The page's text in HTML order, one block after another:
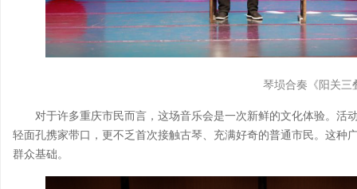
琴埙合奏《阳关三
对于许多重庆市民而言，这场音乐会是一次新鲜的文化体验。活
轻面孔携家带口，更不乏首次接触古琴、充满好奇的普通市民。这种
群众基础。